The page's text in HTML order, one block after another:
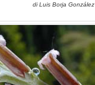
di Luis Borja González